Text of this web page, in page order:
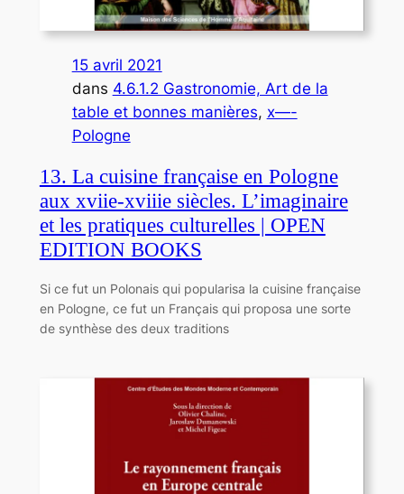
15 avril 2021
dans 4.6.1.2 Gastronomie, Art de la
table et bonnes manières, x—-
Pologne
13. La cuisine française en Pologne
aux xviie-xviiie siècles. L’imaginaire
et les pratiques culturelles | OPEN
EDITION BOOKS
Si ce fut un Polonais qui popularisa la cuisine française
en Pologne, ce fut un Français qui proposa une sorte
de synthèse des deux traditions